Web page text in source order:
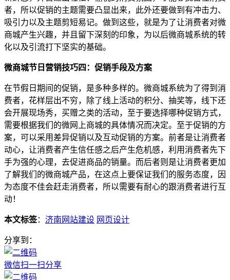
者，所以促销的主题需要凸显出来，此外还要做到有冲击力、
吸引力以及主题剪短易记。做到这些，就是为了让消费者对微
商城产生兴趣，并且留下深刻的印象，为以后微商城系统的转
化以及引流打下坚实的基础。
微商城节日营销技巧四：促销手段及方案
在节假日期间的促销，是多种多样的。微商城系统为了得到消
费者，花样层出不穷，除了线上活动的积分、抽奖等，线下还
会开展现场秀，买赠之类的活动，至于要选择哪种促销方式，
需要根据我们的微网上商城的具体情况而决定。至于促销的方
案，可以采用差异促销以及互动促销的方案。前者是让消费者
动心，让消费者产生信任感之后产生危机感，利用消费者先下
手为强的心理，去促进商品的销量。而后者则是让消费者更加
了解我们的微商城产品，在这点上要保证我们的服务态度，因
为态度不佳会赶走消费者，所以需要有耐心的跟消费者进行互
动！
本文标签： 济南网站建设 网页设计
分享到：
微信扫一扫分享